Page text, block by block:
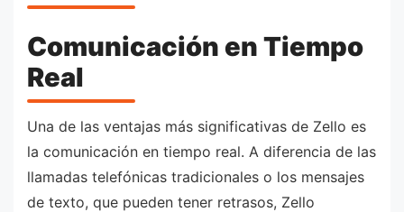
Comunicación en Tiempo
Real
Una de las ventajas más significativas de Zello es
la comunicación en tiempo real. A diferencia de las
llamadas telefónicas tradicionales o los mensajes
de texto, que pueden tener retrasos, Zello